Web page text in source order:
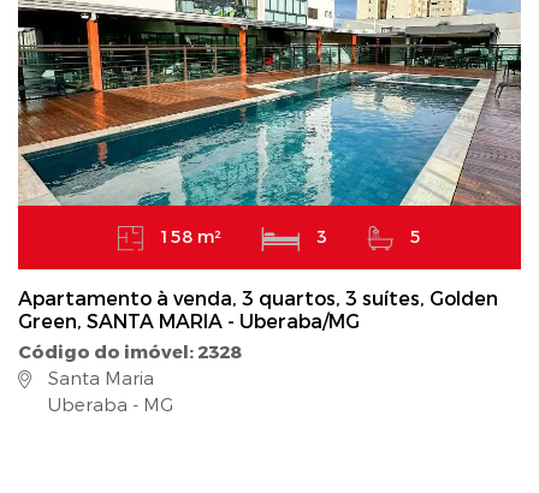
158 m² 3 5
Apartamento à venda, 3 quartos, 3 suítes, Golden
Green, SANTA MARIA - Uberaba/MG
Código do imóvel: 2328
Santa Maria
Uberaba - MG